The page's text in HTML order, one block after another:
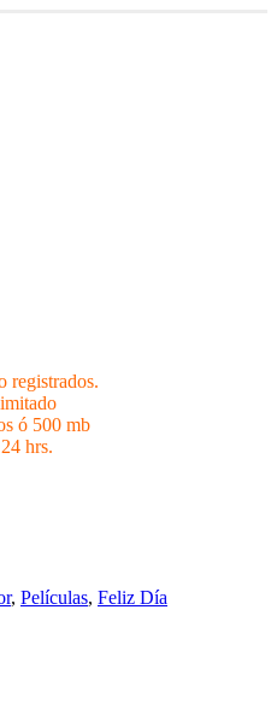
registrados.
ó 500 mb
hrs.
, Películas, Feliz Día